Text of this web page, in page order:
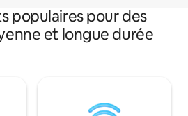
populaires pour des
et longue durée